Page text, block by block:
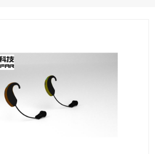
析
人机交互实验室
行为实验